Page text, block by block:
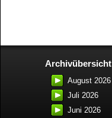
Archivübersicht
August 2026
Juli 2026
Juni 2026